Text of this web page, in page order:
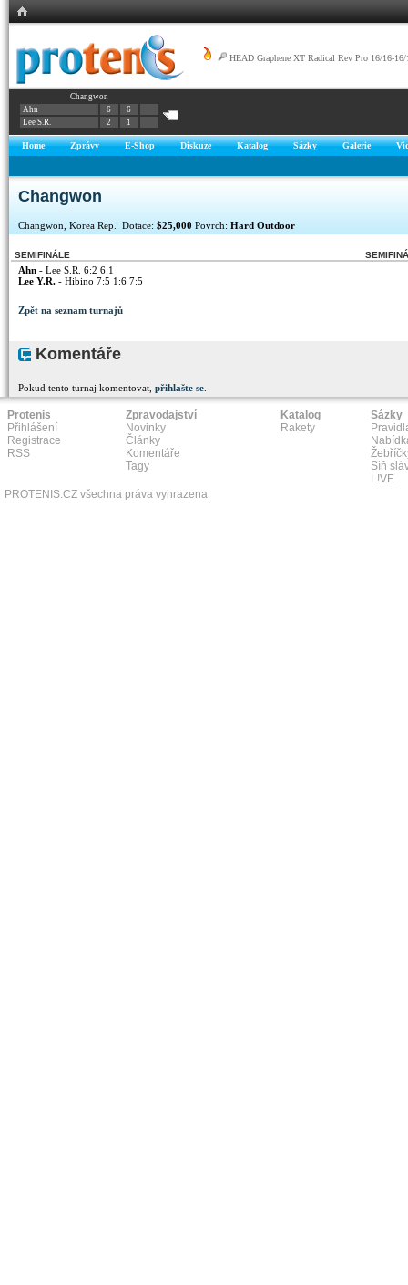
HEAD Graphene XT Radical Rev Pro 16/16-16/
Changwon
Ahn
6
6
Lee S.R.
2 1
Home Zprávy E-Shop Diskuze Katalog Sázky Galerie
Changwon
Changwon, Korea Rep. Dotace: $25,000 Povrch: Hard Outdoor
SEMIFINÁLE
Ahn - Lee S.R. 6:2 6:1
Lee Y.R. - Hibino 7:5 1:6 7:5
Zpět na seznam turnajů
Komentáře
Pokud tento turnaj komentovat, přihlašte se
Protenis
Přihlášení
Registrace
RSS
Zpravodajství
Novinky
Články
Komentáře
Tagy
Katalog
Rakety
Sázky
Síň
L!VE
PROTENIS.CZ všechna práva vyhrazena